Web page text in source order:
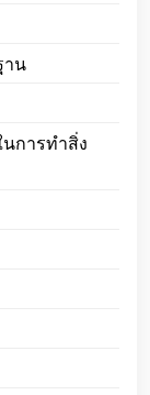
าน
การทำสิ่ง